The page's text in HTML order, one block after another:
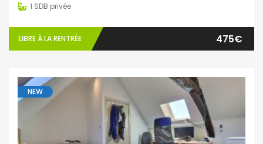
1 SDB privée
LIBRE À LA RENTRÉE 475€
NEW